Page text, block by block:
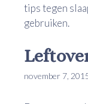
tips tegen
gebruiken.
november 7,